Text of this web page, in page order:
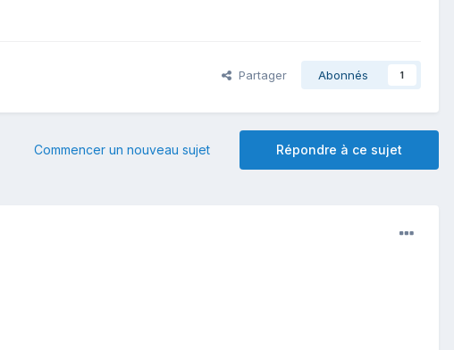
Partager Abonnés 1
Répondre à ce sujet
Commencer un nouveau sujet